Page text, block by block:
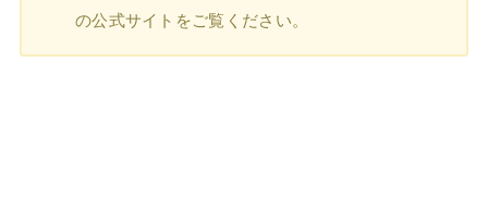
の公式サイトをご覧ください。